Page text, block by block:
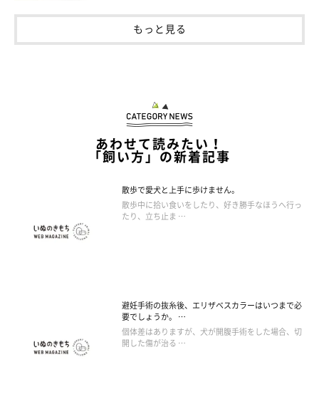
もっと見る
あわせて読みたい！
「飼い方」の新着記事
散歩で愛犬と上手に歩けません。
散歩中に拾い食いをしたり、好き勝手なほうへ行っ
たり、立ち止ま …
避妊手術の抜糸後、エリザベスカラーはいつまで必
要でしょうか。 …
個体差はありますが、犬が開腹手術をした場合、切
開した傷が治る …